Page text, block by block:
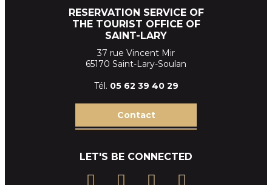
RESERVATION SERVICE OF
THE TOURIST OFFICE OF
SAINT-LARY
37 rue Vincent Mir
65170 Saint-Lary-Soulan
Tél. 05 62 39 40 29
Contact
LET'S BE CONNECTED